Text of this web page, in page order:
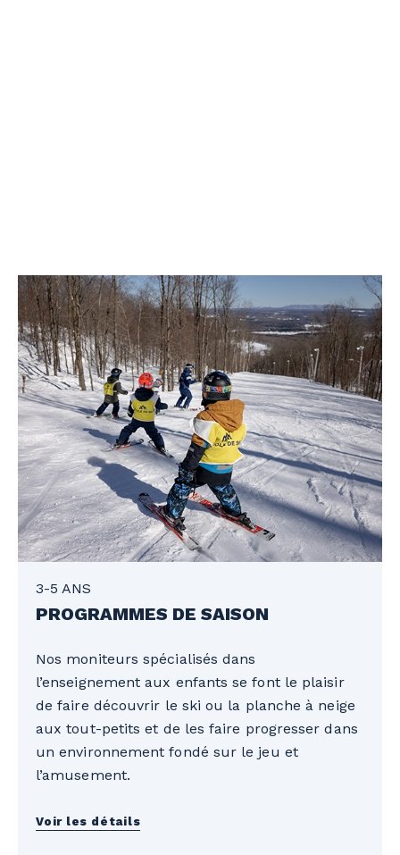
3-5 ANS
PROGRAMMES DE SAISON
Nos moniteurs spécialisés dans
l’enseignement aux enfants se font le plaisir
de faire découvrir le ski ou la planche à neige
aux tout-petits et de les faire progresser dans
un environnement fondé sur le jeu et
l’amusement.
Voir les détails